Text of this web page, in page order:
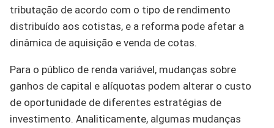
tributação de acordo com o tipo de rendimento
distribuído aos cotistas, e a reforma pode afetar a
dinâmica de aquisição e venda de cotas.
Para o público de renda variável, mudanças sobre
ganhos de capital e alíquotas podem alterar o custo
de oportunidade de diferentes estratégias de
investimento. Analiticamente, algumas mudanças